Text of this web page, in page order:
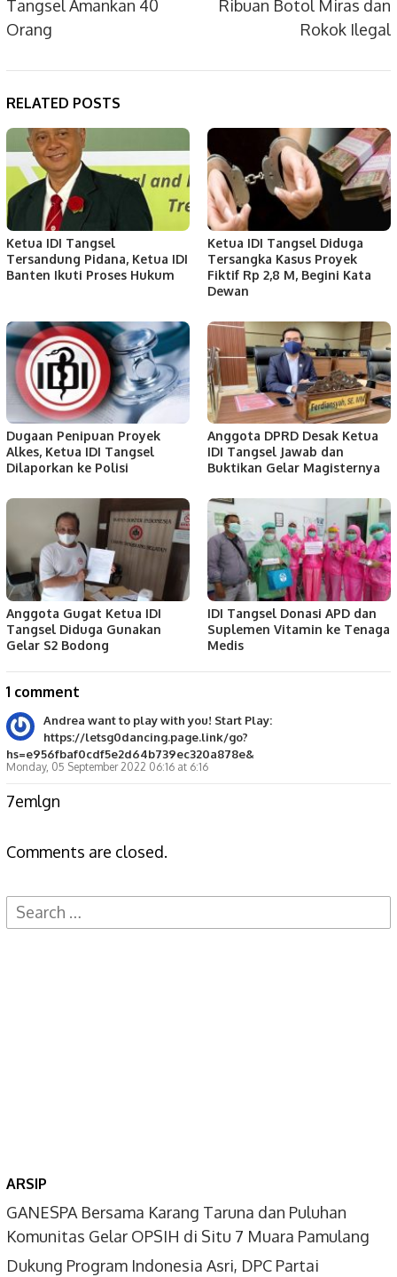
Tangsel Amankan 40
Orang
Ribuan Botol Miras dan
Rokok Ilegal
RELATED POSTS
Ketua IDI Tangsel
Tersandung Pidana, Ketua IDI
Banten Ikuti Proses Hukum
Ketua IDI Tangsel Diduga
Tersangka Kasus Proyek
Fiktif Rp 2,8 M, Begini Kata
Dewan
Dugaan Penipuan Proyek
Alkes, Ketua IDI Tangsel
Dilaporkan ke Polisi
Anggota DPRD Desak Ketua
IDI Tangsel Jawab dan
Buktikan Gelar Magisternya
Anggota Gugat Ketua IDI
Tangsel Diduga Gunakan
Gelar S2 Bodong
IDI Tangsel Donasi APD dan
Suplemen Vitamin ke Tenaga
Medis
1 comment
Andrea want to play with you! Start Play:
https://letsg0dancing.page.link/go?
hs=e956fbaf0cdf5e2d64b739ec320a878e&
Monday, 05 September 2022 06:16 at 6:16
7emlgn
Comments are closed.
Search
for:
ARSIP
GANESPA Bersama Karang Taruna dan Puluhan
Komunitas Gelar OPSIH di Situ 7 Muara Pamulang
Dukung Program Indonesia Asri, DPC Partai